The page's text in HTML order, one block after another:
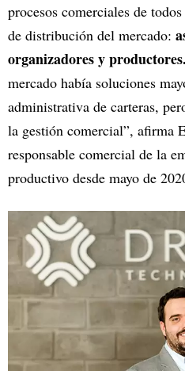
procesos comerciales de
de distribución del mercado:
organizadores y productores.
mercado había soluciones
administrativa de carteras,
la gestión comercial”, afirma
responsable comercial de la
productivo desde mayo de